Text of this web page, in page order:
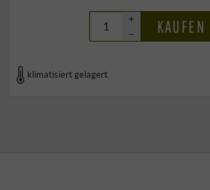
+
–
KAUFEN
klimatisiert gelagert